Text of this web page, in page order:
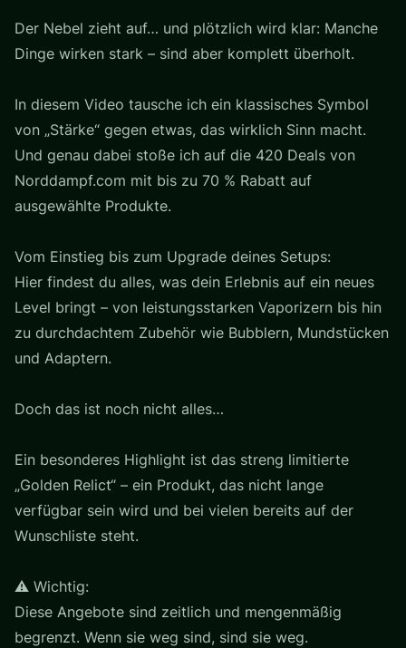
Der Nebel zieht auf… und plötzlich wird klar: Manche
Dinge wirken stark – sind aber komplett überholt.
In diesem Video tausche ich ein klassisches Symbol
von „Stärke“ gegen etwas, das wirklich Sinn macht.
Und genau dabei stoße ich auf die 420 Deals von
Norddampf.com mit bis zu 70 % Rabatt auf
ausgewählte Produkte.
Vom Einstieg bis zum Upgrade deines Setups:
Hier findest du alles, was dein Erlebnis auf ein neues
Level bringt – von leistungsstarken Vaporizern bis hin
zu durchdachtem Zubehör wie Bubblern, Mundstücken
und Adaptern.
Doch das ist noch nicht alles…
Ein besonderes Highlight ist das streng limitierte
„Golden Relict“ – ein Produkt, das nicht lange
verfügbar sein wird und bei vielen bereits auf der
Wunschliste steht.
⚠️ Wichtig:
Diese Angebote sind zeitlich und mengenmäßig
begrenzt. Wenn sie weg sind, sind sie weg.